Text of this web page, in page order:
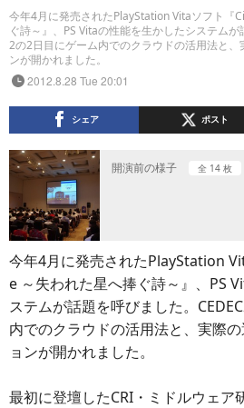
今年4月に発売されたPlayStation Vitaソフト『
ぐ詩～』、PS Vitaの性能を生かしたシステム
2の2日目にゲーム内でのクラウドの活用法と、
ンが開かれました。
2012.8.28 Tue 20:01
シェア ポスト
開演前の様子 全 14 枚
今年4月に発売されたPlayStation
e ～失われた星へ捧ぐ詩～』、PS
ステムが話題を呼びました。
内でのクラウドの活用法と、実際
ョンが開かれました。
最初に登壇したCRI・ミドルウェア